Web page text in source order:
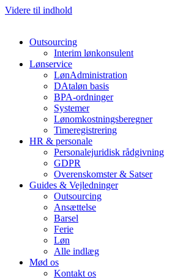
Videre til indhold
Outsourcing
Interim lønkonsulent
Lønservice
LønAdministration
DAtaløn basis
BPA-ordninger
Systemer
Lønomkostningsberegner
Timeregistrering
HR & personale
Personalejuridisk rådgivning
GDPR
Overenskomster & Satser
Guides & Vejledninger
Outsourcing
Ansættelse
Barsel
Ferie
Løn
Alle indlæg
Mød os
Kontakt os